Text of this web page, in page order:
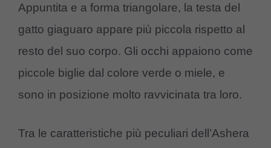
Appuntita e a forma triangolare, la testa del
gatto giaguaro appare più piccola rispetto al
resto del suo corpo. Gli occhi appaiono come
piccole biglie dal colore verde o miele, e
sono in posizione molto ravvicinata tra loro.
Tra le caratteristiche più peculiari dell’Ashera